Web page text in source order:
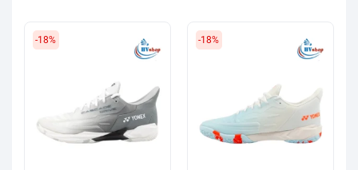
-18% -18%